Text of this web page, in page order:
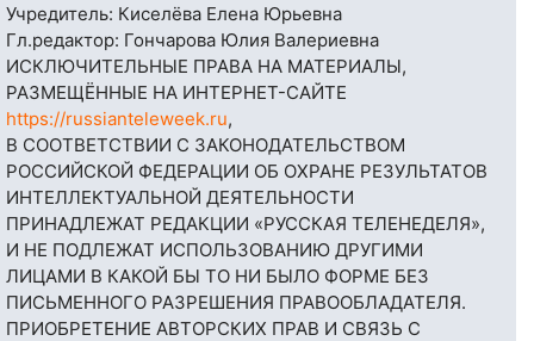
Учредитель: Киселёва Елена Юрьевна
Гл.редактор: Гончарова Юлия Валериевна
ИСКЛЮЧИТЕЛЬНЫЕ ПРАВА НА МАТЕРИАЛЫ,
РАЗМЕЩЁННЫЕ НА ИНТЕРНЕТ-САЙТЕ
https://russianteleweek.ru,
В СООТВЕТСТВИИ С ЗАКОНОДАТЕЛЬСТВОМ
РОССИЙСКОЙ ФЕДЕРАЦИИ ОБ ОХРАНЕ РЕЗУЛЬТАТОВ
ИНТЕЛЛЕКТУАЛЬНОЙ ДЕЯТЕЛЬНОСТИ
ПРИНАДЛЕЖАТ РЕДАКЦИИ «РУССКАЯ ТЕЛЕНЕДЕЛЯ»,
И НЕ ПОДЛЕЖАТ ИСПОЛЬЗОВАНИЮ ДРУГИМИ
ЛИЦАМИ В КАКОЙ БЫ ТО НИ БЫЛО ФОРМЕ БЕЗ
ПИСЬМЕННОГО РАЗРЕШЕНИЯ ПРАВООБЛАДАТЕЛЯ.
ПРИОБРЕТЕНИЕ АВТОРСКИХ ПРАВ И СВЯЗЬ С